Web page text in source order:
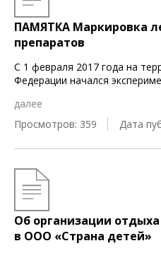
ПАМЯТКА Маркировка
препаратов
С 1 февраля 2017 года на
Федерации начался
далее
Просмотров: 359
Дата
Об организации
в ООО «Страна детей»